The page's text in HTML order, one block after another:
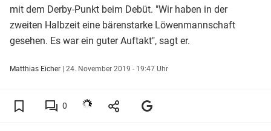
mit dem Derby-Punkt beim Debüt. "Wir haben in der
zweiten Halbzeit eine bärenstarke Löwenmannschaft
gesehen. Es war ein guter Auftakt", sagt er.
Matthias Eicher | 24. November 2019 - 19:47 Uhr
0